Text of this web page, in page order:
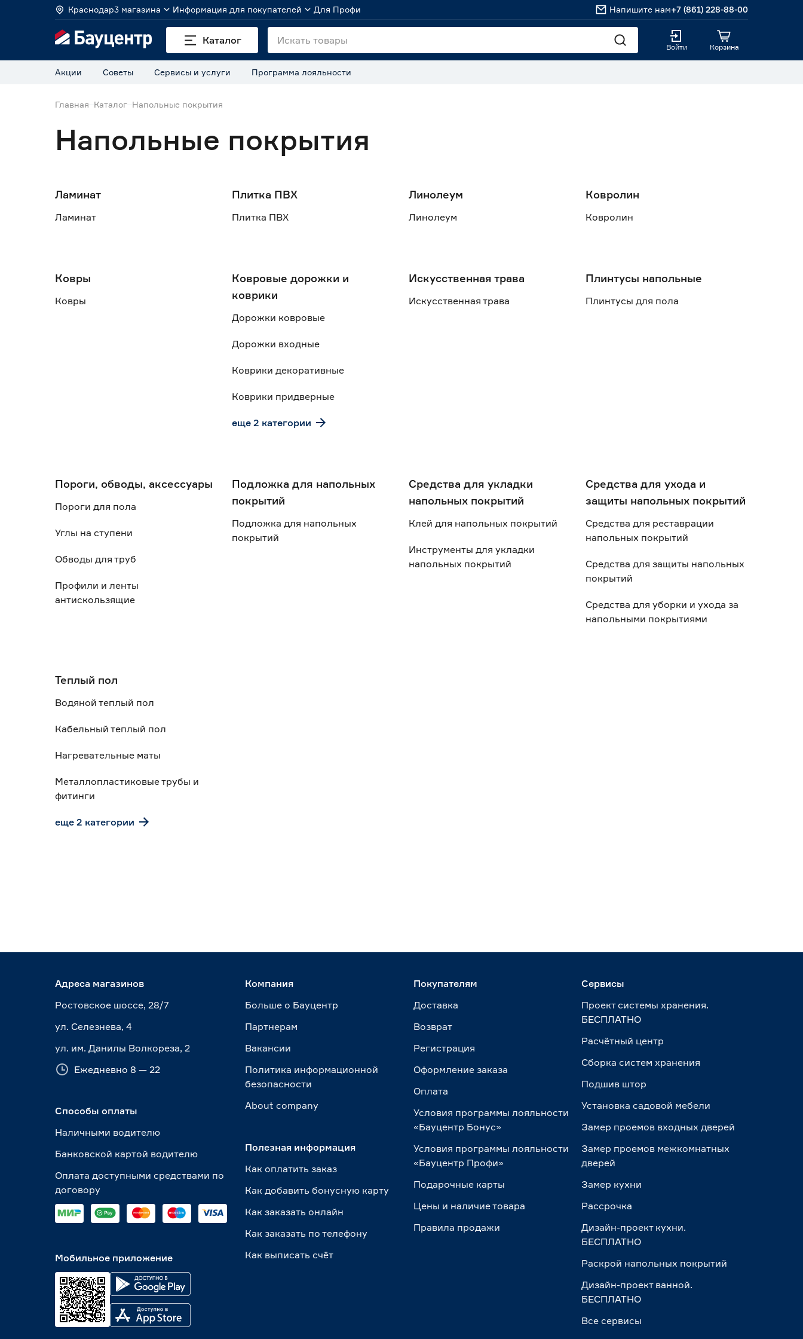
Краснодар3 магазина Информация для покупателей Для Профи Напишите нам+7 (861) 228-88-00
Каталог
Войти Корзина
Акции Советы Сервисы и услуги Программа лояльности
Главная Каталог Напольные покрытия
Напольные покрытия
Ламинат
Ламинат
Плитка ПВХ
Плитка ПВХ
Линолеум
Линолеум
Ковролин
Ковролин
Ковры
Ковры
Ковровые дорожки и
коврики
Дорожки ковровые
Дорожки входные
Коврики декоративные
Коврики придверные
еще 2 категории
Искусственная трава
Искусственная трава
Плинтусы напольные
Плинтусы для пола
Пороги, обводы, аксессуары
Пороги для пола
Углы на ступени
Обводы для труб
Профили и ленты
антискользящие
Подложка для напольных
покрытий
Подложка для напольных
покрытий
Средства для укладки
напольных покрытий
Клей для напольных покрытий
Инструменты для укладки
напольных покрытий
Средства для ухода и
защиты напольных покрытий
Средства для реставрации
напольных покрытий
Средства для защиты напольных
покрытий
Средства для уборки и ухода за
напольными покрытиями
Теплый пол
Водяной теплый пол
Кабельный теплый пол
Нагревательные маты
Металлопластиковые трубы и
фитинги
еще 2 категории
Адреса магазинов
Ростовское шоссе, 28/7
ул. Селезнева, 4
ул. им. Данилы Волкореза, 2
Ежедневно 8 — 22
Способы оплаты
Наличными водителю
Банковской картой водителю
Оплата доступными средствами по
договору
Мобильное приложение
Компания
Больше о Бауцентр
Партнерам
Вакансии
Политика информационной
безопасности
About сompany
Полезная информация
Как оплатить заказ
Как добавить бонусную карту
Как заказать онлайн
Как заказать по телефону
Как выписать счёт
Покупателям
Доставка
Возврат
Регистрация
Оформление заказа
Оплата
Условия программы лояльности
«Бауцентр Бонус»
Условия программы лояльности
«Бауцентр Профи»
Подарочные карты
Цены и наличие товара
Правила продажи
Сервисы
Проект системы хранения.
БЕСПЛАТНО
Расчётный центр
Сборка систем хранения
Подшив штор
Установка садовой мебели
Замер проемов входных дверей
Замер проемов межкомнатных
дверей
Замер кухни
Рассрочка
Дизайн-проект кухни.
БЕСПЛАТНО
Раскрой напольных покрытий
Дизайн-проект ванной.
БЕСПЛАТНО
Все сервисы